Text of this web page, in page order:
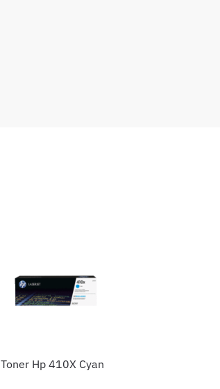
Toner Hp 410X Cyan